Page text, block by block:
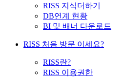
RISS 지식더하기
DB연계 현황
BI 및 배너 다운로드
RISS 처음 방문 이세요?
RISS란?
RISS 이용권한